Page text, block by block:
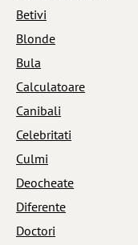
Betivi
Blonde
Bula
Calculatoare
Canibali
Celebritati
Culmi
Deocheate
Diferente
Doctori